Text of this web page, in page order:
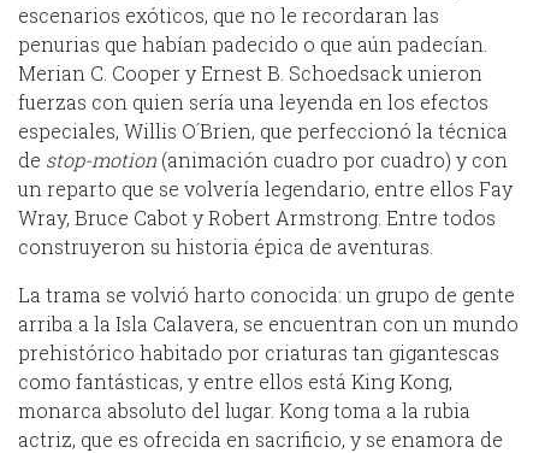
escenarios exóticos, que no le recordaran las
penurias que habían padecido o que aún padecían.
Merian C. Cooper y Ernest B. Schoedsack unieron
fuerzas con quien sería una leyenda en los efectos
especiales, Willis O´Brien, que perfeccionó la técnica
de stop-motion (animación cuadro por cuadro) y con
un reparto que se volvería legendario, entre ellos Fay
Wray, Bruce Cabot y Robert Armstrong. Entre todos
construyeron su historia épica de aventuras.
La trama se volvió harto conocida: un grupo de gente
arriba a la Isla Calavera, se encuentran con un mundo
prehistórico habitado por criaturas tan gigantescas
como fantásticas, y entre ellos está King Kong,
monarca absoluto del lugar. Kong toma a la rubia
actriz, que es ofrecida en sacrificio, y se enamora de